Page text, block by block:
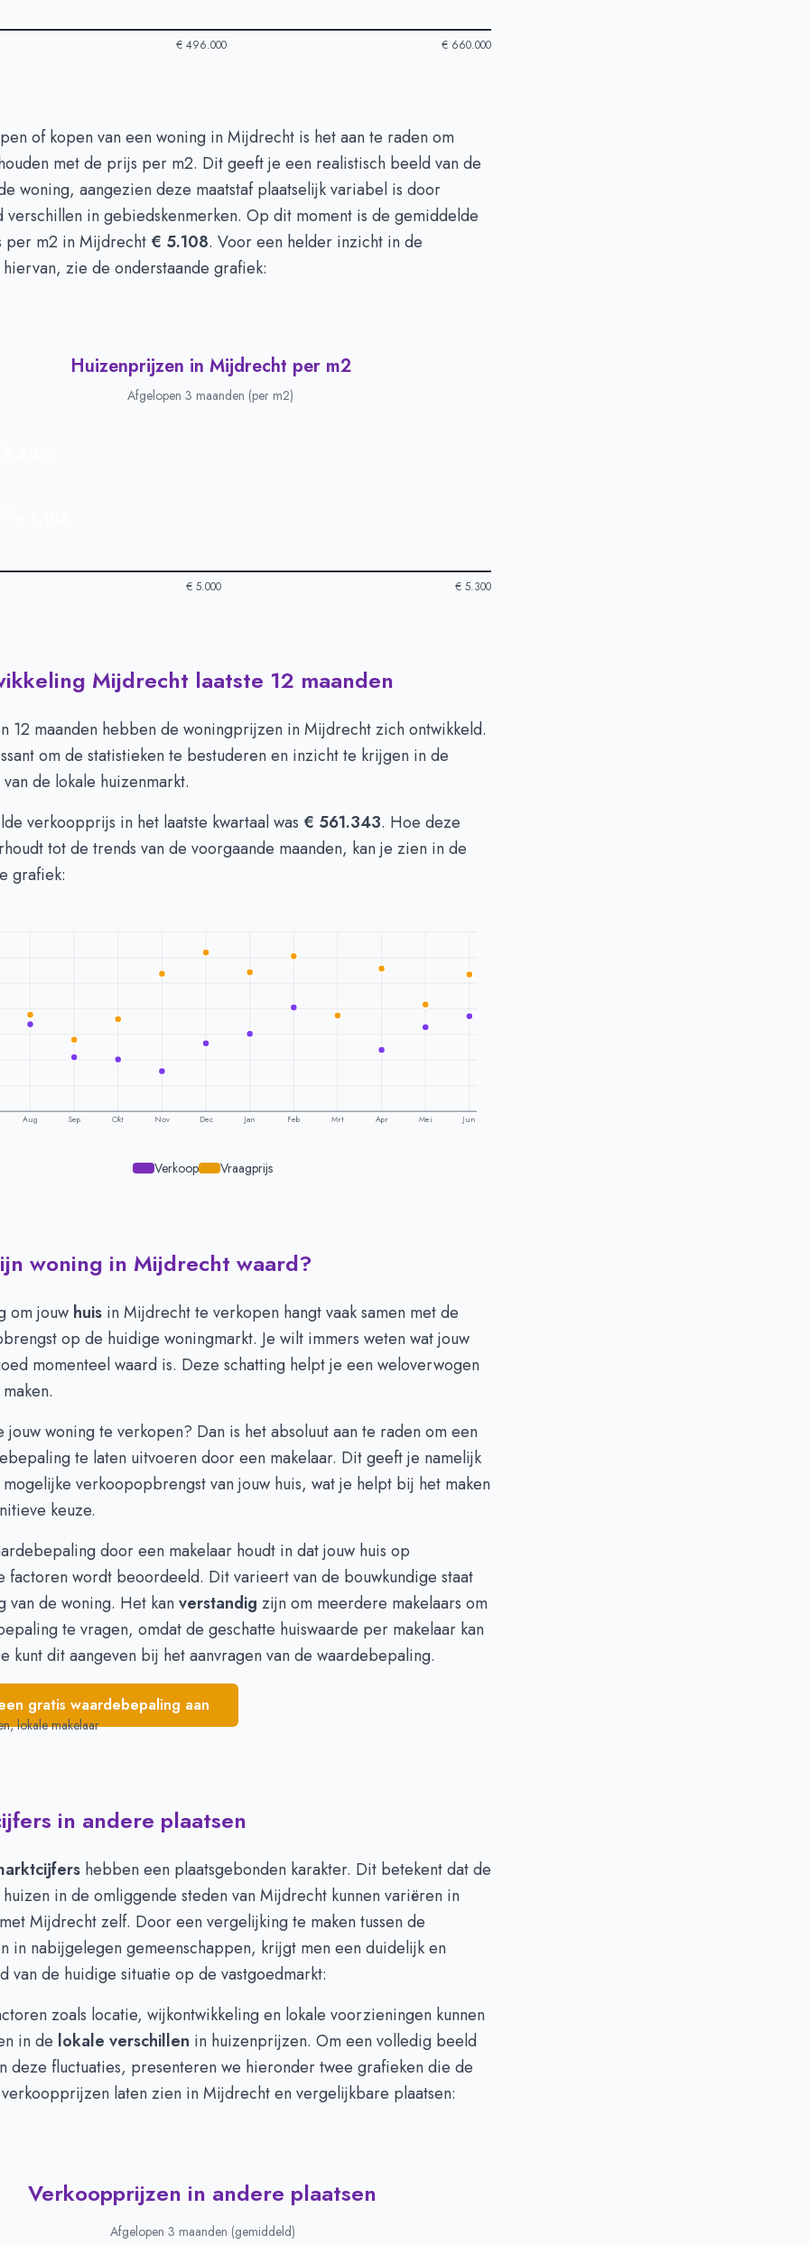
€ 496.000 € 660.000
Mijdrecht-Afgelopen 3 maanden
Bedrag
€ 609.878
€ 561.343
of kopen van een woning in Mijdrecht is het aan te raden om
met de prijs per m2. Dit geeft je een realistisch beeld van de
woning, aangezien deze maatstaf plaatselijk variabel is door
in gebiedskenmerken. Op dit moment is de gemiddelde
per m2 in Mijdrecht € 5.108. Voor een helder inzicht in de
zie de onderstaande grafiek:
Huizenprijzen in Mijdrecht per m2
Afgelopen 3 maanden (per m2)
€ 5.000 € 5.300
Mijdrecht per m2-Afgelopen 3 maanden (per m2)
Type
€ 5.219
€ 5.108
Mijdrecht laatste 12 maanden
12 maanden hebben de woningprijzen in Mijdrecht zich ontwikkeld.
om de statistieken te bestuderen en inzicht te krijgen in de
de lokale huizenmarkt.
verkoopprijs in het laatste kwartaal was € 561.343. Hoe deze
tot de trends van de voorgaande maanden, kan je zien in de
grafiek:
Aug Sep Okt Nov Dec Jan Feb Mrt Apr Mei Jun
Verkoop Vraagprijs
per maand -Mijdrecht
Verkoopprijs
€ 560.570
563.264
€ 551.819
€ 513.412
€ 511.191
€ 529.578
€ 541.256
€ 572.117
€ 561.363
€ 522.105
€ 548.435
€ 561.343
woning in Mijdrecht waard?
om jouw huis in Mijdrecht te verkopen hangt vaak samen met de
op de huidige woningmarkt. Je wilt immers weten wat jouw
momenteel waard is. Deze schatting helpt je een weloverwogen
jouw woning te verkopen? Dan is het absoluut aan te raden om een
te laten uitvoeren door een makelaar. Dit geeft je namelijk
verkoopopbrengst van jouw huis, wat je helpt bij het maken
keuze.
door een makelaar houdt in dat jouw huis op
factoren wordt beoordeeld. Dit varieert van de bouwkundige staat
van de woning. Het kanverstandig zijn om meerdere makelaars om
te vragen, omdat de geschatte huiswaarde per makelaar kan
kunt dit aangeven bij het aanvragen van de waardebepaling.
gratis waardebepaling aan
lokale makelaar
in andere plaatsen
hebben een plaatsgebonden karakter. Dit betekent dat de
in de omliggende steden van Mijdrecht kunnen variëren in
Mijdrecht zelf. Door een vergelijking te maken tussen de
in nabijgelegen gemeenschappen, krijgt men een duidelijk en
van de huidige situatie op de vastgoedmarkt:
zoals locatie, wijkontwikkeling en lokale voorzieningen kunnen
in de lokale verschillen in huizenprijzen. Om een volledig beeld
deze fluctuaties, presenteren we hieronder twee grafieken die de
laten zien in Mijdrecht en vergelijkbare plaatsen:
Verkoopprijzen in andere plaatsen
Afgelopen 3 maanden (gemiddeld)